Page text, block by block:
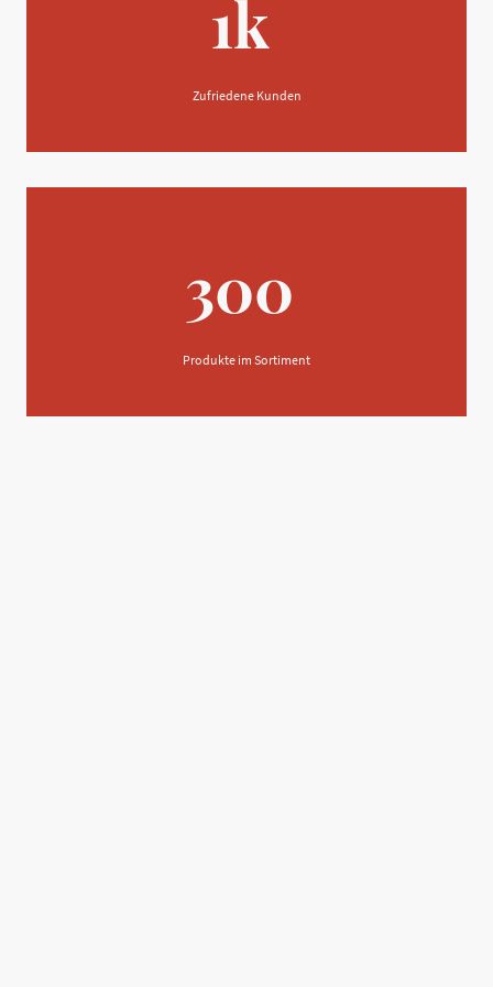
1k
Zufriedene Kunden
300
Produkte im Sortiment